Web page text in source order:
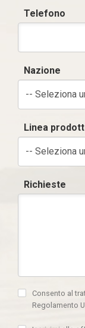
Telefono
Nazione
-- Seleziona
Linea
-- Seleziona
Richieste
Consento al
Regolamento